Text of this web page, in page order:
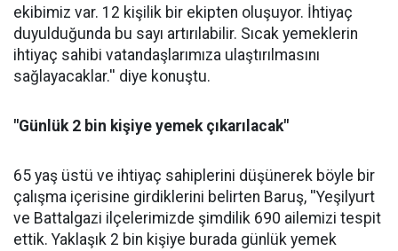
ekibimiz var. 12 kişilik bir ekipten oluşuyor. İhtiyaç
duyulduğunda bu sayı artırılabilir. Sıcak yemeklerin
ihtiyaç sahibi vatandaşlarımıza ulaştırılmasını
sağlayacaklar.'' diye konuştu.
"Günlük 2 bin kişiye yemek çıkarılacak"
65 yaş üstü ve ihtiyaç sahiplerini düşünerek böyle bir
çalışma içerisine girdiklerini belirten Baruş, ''Yeşilyurt
ve Battalgazi ilçelerimizde şimdilik 690 ailemizi tespit
ettik. Yaklaşık 2 bin kişiye burada günlük yemek